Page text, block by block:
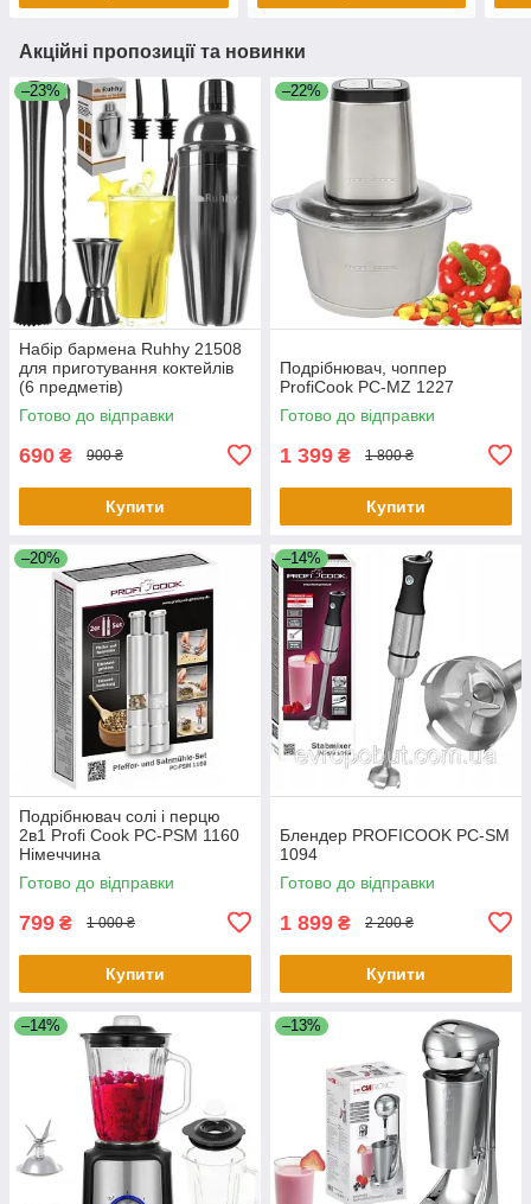
Акційні пропозиції та новинки
–23%
Набір бармена Ruhhy 21508
для приготування коктейлів
(6 предметів)
Готово до відправки
690 ₴ 900 ₴
Купити
–22%
Подрібнювач, чоппер
ProfiCook PC-MZ 1227
Готово до відправки
1 399 ₴ 1 800 ₴
Купити
–20%
Подрібнювач солі і перцю
2в1 Profi Cook PC-PSM 1160
Німеччина
Готово до відправки
799 ₴ 1 000 ₴
Купити
–14%
Блендер PROFICOOK PC-SM
1094
Готово до відправки
1 899 ₴ 2 200 ₴
Купити
–14% –13%